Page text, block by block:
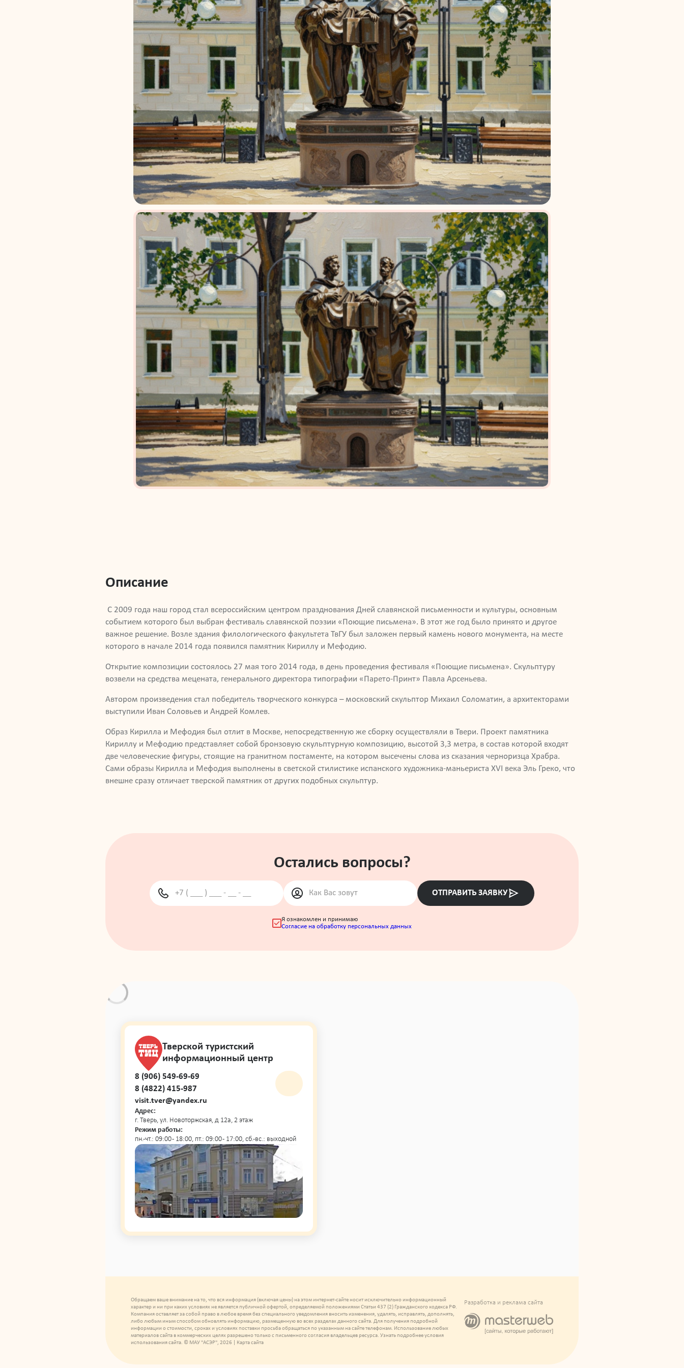
Описание
С 2009 года наш город стал всероссийским центром празднования Дней славянской письменности и культуры, основным
событием которого был выбран фестиваль славянской поэзии «Поющие письмена». В этот же год было принято и другое
важное решение. Возле здания филологического факультета ТвГУ был заложен первый камень нового монумента, на месте
которого в начале 2014 года появился памятник Кириллу и Мефодию.
Открытие композиции состоялось 27 мая того 2014 года, в день проведения фестиваля «Поющие письмена». Скульптуру
возвели на средства мецената, генерального директора типографии «Парето-Принт» Павла Арсеньева.
Автором произведения стал победитель творческого конкурса – московский скульптор Михаил Соломатин, а архитекторами
выступили Иван Соловьев и Андрей Комлев.
Образ Кирилла и Мефодия был отлит в Москве, непосредственную же сборку осуществляли в Твери. Проект памятника
Кириллу и Мефодию представляет собой бронзовую скульптурную композицию, высотой 3,3 метра, в состав которой входят
две человеческие фигуры, стоящие на гранитном постаменте, на котором высечены слова из сказания черноризца Храбра.
Сами образы Кирилла и Мефодия выполнены в светской стилистике испанского художника-маньериста XVI века Эль Греко, что
внешне сразу отличает тверской памятник от других подобных скульптур.
Остались вопросы?
ОТПРАВИТЬ ЗАЯВКУ
Я ознакомлен и принимаю
Согласие на обработку персональных данных
Тверской туристский
информационный центр
8 (906) 549-69-69
8 (4822) 415-987
visit.tver@yandex.ru
Адрес:
г. Тверь, ул. Новоторжская, д 12а, 2 этаж
Режим работы:
пн.-чт.: 09:00 - 18:00, пт.: 09:00 - 17:00, сб.-вс.: выходной
Обращаем ваше внимание на то, что вся информация (включая цены) на этом интернет-сайте носит исключительно информационный
характер и ни при каких условиях не является публичной офертой, определяемой положениями Статьи 437 (2) Гражданского кодекса РФ.
Компания оставляет за собой право в любое время без специального уведомления вносить изменения, удалять, исправлять, дополнять,
либо любым иным способом обновлять информацию, размещенную во всех разделах данного сайта. Для получения подробной
информации о стоимости, сроках и условиях поставки просьба обращаться по указанным на сайте телефонам. Использование любых
материалов сайта в коммерческих целях разрешено только с письменного согласия владельцев ресурса. Узнать подробнее условия
использования сайта. © МАУ "АСЭР", 2026 |
Карта сайта
Разработка и реклама сайта